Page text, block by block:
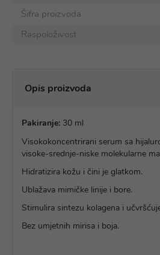
Šifra proizvoda
Raspoloživost
Opis proizvoda
Pakiranje: 30 ml
Visokokoncentrirani serum sa
visoke-srednje-niske molekularne
Hidratizira kožu i čini je glatkom.
Ublažava mimičke linije i bore.
Stimulira sintezu kolagena i
Bez umjetnih mirisa i boja.